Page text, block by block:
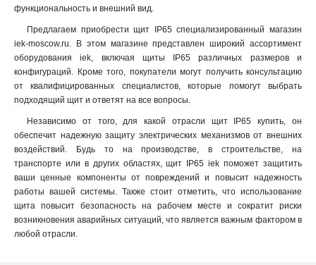
функциональность и внешний вид.
Предлагаем приобрести щит IP65 специализированный магазин
iek-moscow.ru. В этом магазине представлен широкий ассортимент
оборудования iek, включая щиты IP65 различных размеров и
конфигураций. Кроме того, покупатели могут получить консультацию
от квалифицированных специалистов, которые помогут выбрать
подходящий щит и ответят на все вопросы.
Независимо от того, для какой отрасли щит IP65 купить, он
обеспечит надежную защиту электрических механизмов от внешних
воздействий. Будь то на производстве, в строительстве, на
транспорте или в других областях, щит IP65 iek поможет защитить
ваши ценные компоненты от повреждений и повысит надежность
работы вашей системы. Также стоит отметить, что использование
щита повысит безопасность на рабочем месте и сократит риски
возникновения аварийных ситуаций, что является важным фактором в
любой отрасли.